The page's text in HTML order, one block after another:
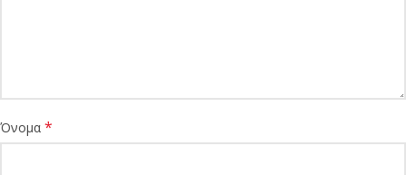
Όνομα *